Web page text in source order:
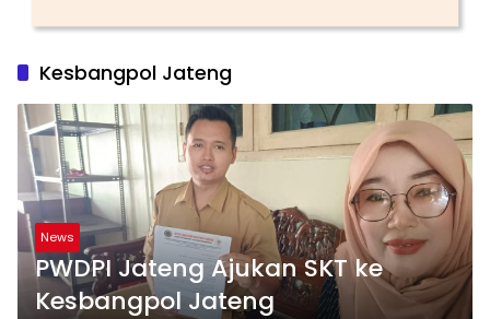
Kesbangpol Jateng
News
PWDPI Jateng Ajukan SKT ke
Kesbangpol Jateng